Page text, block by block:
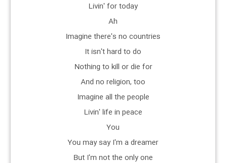
Livin' for today
Ah
Imagine there's no countries
It isn't hard to do
Nothing to kill or die for
And no religion, too
Imagine all the people
Livin' life in peace
You
You may say I'm a dreamer
But I'm not the only one